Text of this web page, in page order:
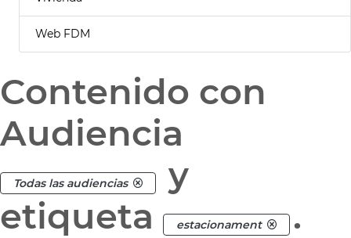
Web FDM
Contenido con
Audiencia
Todas las audiencias
y
etiqueta
estacionament .